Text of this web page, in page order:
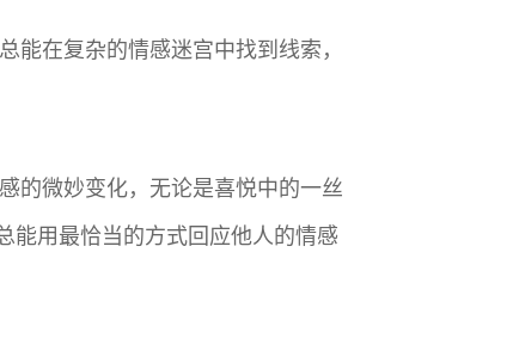
在复杂的情感迷宫中找到线索，
的微妙变化，无论是喜悦中的一丝
能用最恰当的方式回应他人的情感